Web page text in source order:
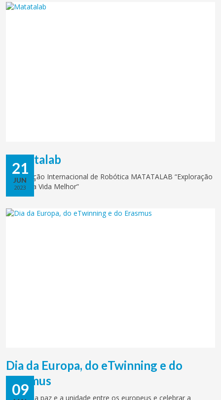
21
JUN
2023
Matatalab
Competição Internacional de Robótica MATATALAB “Exploração
para uma Vida Melhor”
09
Dia da Europa, do eTwinning e do
Erasmus
Celebrar a paz e a unidade entre os europeus e celebrar a